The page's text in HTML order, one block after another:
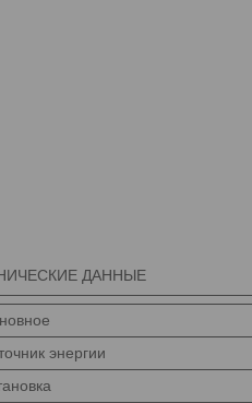
ДАННЫЕ
энергии